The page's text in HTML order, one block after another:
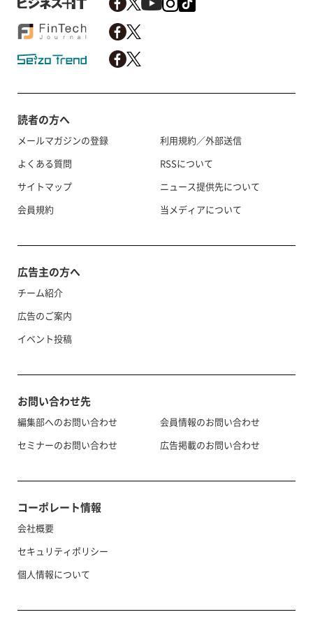
読者の方へ
メールマガジンの登録
よくある質問
サイトマップ
会員規約
利用規約／外部送信
RSSについて
ニュース提供先について
当メディアについて
広告主の方へ
チーム紹介
広告のご案内
イベント投稿
お問い合わせ先
編集部へのお問い合わせ
セミナーのお問い合わせ
会員情報のお問い合わせ
広告掲載のお問い合わせ
コーポレート情報
会社概要
セキュリティポリシー
個人情報について